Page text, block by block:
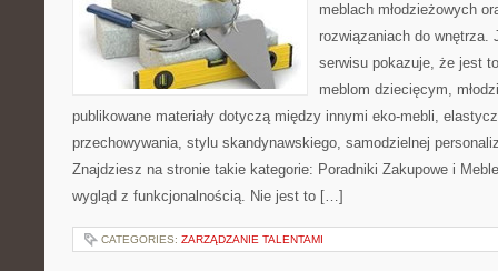
meblach młodzieżowych
rozwiązaniach do wnętrza.
serwisu pokazuje, że jest
meblom dziecięcym,
publikowane materiały dotyczą między innymi eko-mebli,
przechowywania, stylu skandynawskiego, samodzielnej
Znajdziesz na stronie takie kategorie: Poradniki Zakupowe i
wygląd z funkcjonalnością. Nie jest to […]
CATEGORIES: ZARZĄDZANIE TALENTAMI